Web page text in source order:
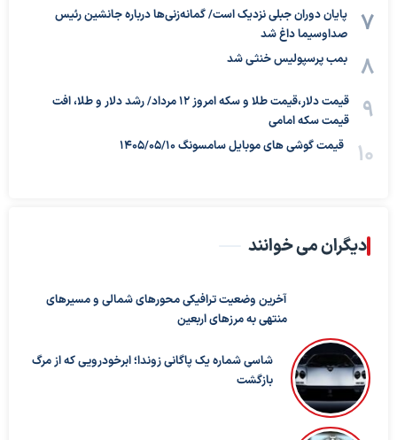
پایان دوران جبلی نزدیک است/ گمانه‌زنی‌ها درباره جانشین رئیس
صداوسیما داغ شد
بمب پرسپولیس خنثی شد
قیمت دلار،قیمت طلا و سکه امروز ۱۲ مرداد/ رشد دلار و طلا، افت
قیمت سکه امامی
قیمت گوشی های موبایل سامسونگ 1405/05/10
دیگران می خوانند
آخرین وضعیت ترافیکی محورهای شمالی و مسیرهای
منتهی به مرزهای اربعین
شاسی شماره یک پاگانی زوندا؛ ابرخودرویی که از مرگ
بازگشت